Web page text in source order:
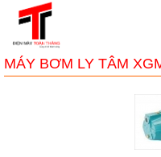
MÁY BƠM LY TÂM